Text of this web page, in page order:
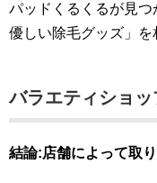
パッドくるくるが見
優しい除毛グッズ」を
バラエティショ
結論:店舗によって取